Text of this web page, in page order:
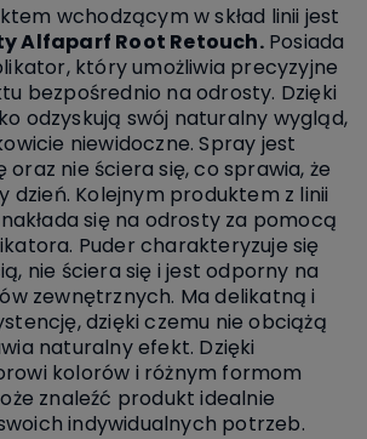
wchodzącym w skład linii jest
Alfaparf Root Retouch.Posiada
który umożliwia precyzyjne
bezpośrednio na odrosty. Dzięki
odzyskują swój naturalny wygląd,
niewidoczne. Spray jest
nie ściera się, co sprawia, że
dzień. Kolejnym produktem z linii
się na odrosty za pomocą
Puder charakteryzuje się
nie ściera się i jest odporny na
zewnętrznych. Ma delikatną i
dzięki czemu nie obciążą
naturalny efekt. Dzięki
kolorów i różnym formom
znaleźć produkt idealnie
indywidualnych potrzeb.